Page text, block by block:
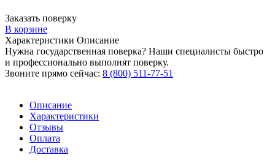
Заказать поверку
В корзине
Характеристики Описание
Нужна государственная поверка? Наши специалисты быстро
и профессионально выполнят поверку.
Звоните прямо сейчас: 8 (800) 511-77-51
Описание
Характеристики
Отзывы
Оплата
Доставка